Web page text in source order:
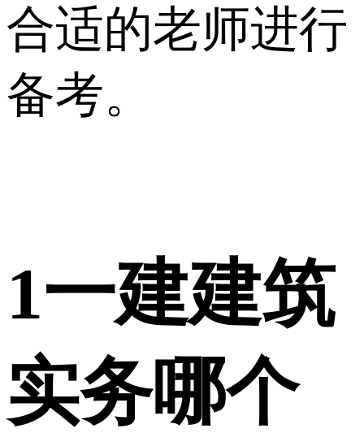
合适的老师进行
备考。
1一建建筑
实务哪个